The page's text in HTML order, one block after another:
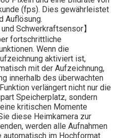
(fps). Dies gewährleistet
Auflösung.
Schwerkraftsensor】
fortschrittliche
Wenn die
aktiviert ist,
mit der Aufzeichnung,
innerhalb des überwachten
verlängert nicht nur die
Speicherplatz, sondern
kritischen Momente
diese Heimkamera zur
werden alle Aufnahmen
automatisch im Hochformat